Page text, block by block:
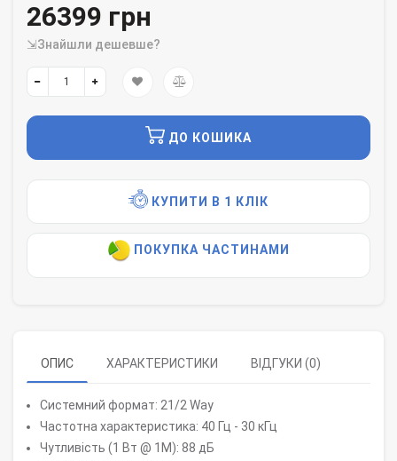
26399 грн
⇲Знайшли дешевше?
ДО КОШИКА
КУПИТИ В 1 КЛІК
ПОКУПКА ЧАСТИНАМИ
ОПИС ХАРАКТЕРИСТИКИ ВІДГУКИ (0)
Системний формат: 21/2 Way
Частотна характеристика: 40 Гц - 30 кГц
Чутливість (1 Вт @ 1М): 88 дБ